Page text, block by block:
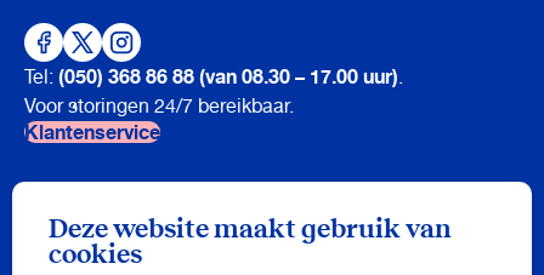
Deze website maakt gebruik van
cookies
Tel: (050) 368 86 88 (van 08.30 – 17.00 uur).
Voor storingen 24/7 bereikbaar.
Klantenservice
Nieuwsbrief
Meld je aan en ontvang drie keer per jaar onze nieuwsbrief vol
watertips!